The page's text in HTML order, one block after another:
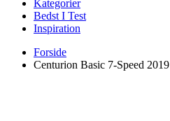
Kategorier
Bedst I Test
Inspiration
Forside
Centurion Basic 7-Speed 2019